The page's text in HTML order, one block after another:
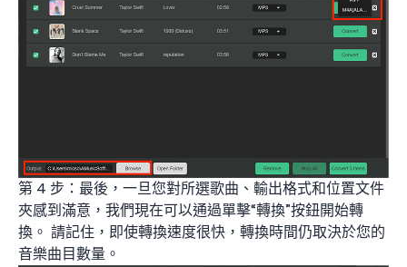
第 4 步：最後，一旦您對所選歌曲、輸出格式和位置文件
夾感到滿意，我們現在可以通過單擊“轉換”按鈕開始轉
換。 請記住，即使轉換速度很快，轉換時間仍取決於您的
音樂曲目數量。